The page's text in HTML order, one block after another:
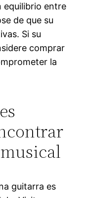
equilibrio entre
de que su
Si su
comprar
la
guitarra es